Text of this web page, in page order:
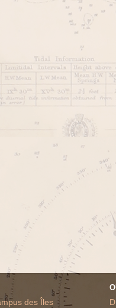
des Îles